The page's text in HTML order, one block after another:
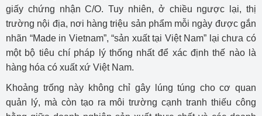
giấy chứng nhận C/O. Tuy nhiên, ở chiều ngược lại, thị
trường nội địa, nơi hàng triệu sản phẩm mỗi ngày được gắn
nhãn “Made in Vietnam”, “sản xuất tại Việt Nam” lại chưa có
một bộ tiêu chí pháp lý thống nhất để xác định thế nào là
hàng hóa có xuất xứ Việt Nam.
Khoảng trống này không chỉ gây lúng túng cho cơ quan
quản lý, mà còn tạo ra môi trường cạnh tranh thiếu công